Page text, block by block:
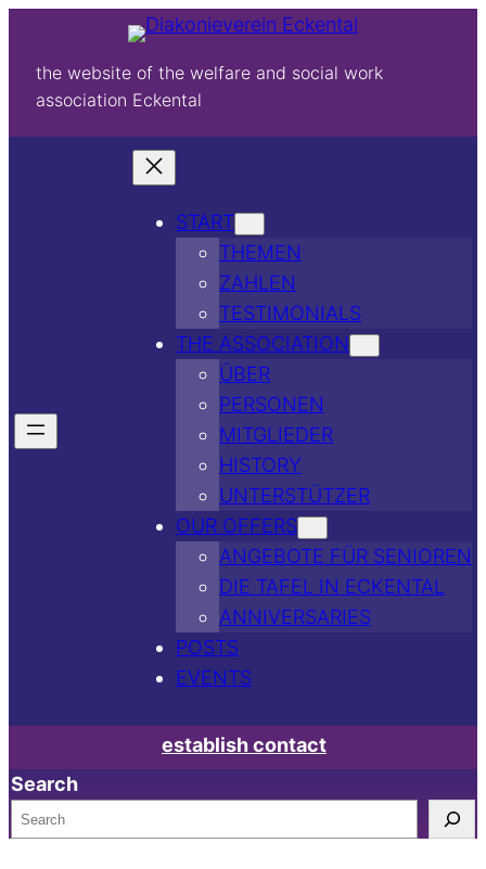
the website of the welfare and social work
association Eckental
START
THEMEN
ZAHLEN
TESTIMONIALS
THE ASSOCIATION
ÜBER
PERSONEN
MITGLIEDER
HISTORY
UNTERSTÜTZER
OUR OFFERS
ANGEBOTE FÜR SENIOREN
DIE TAFEL IN ECKENTAL
ANNIVERSARIES
POSTS
EVENTS
establish contact
Search